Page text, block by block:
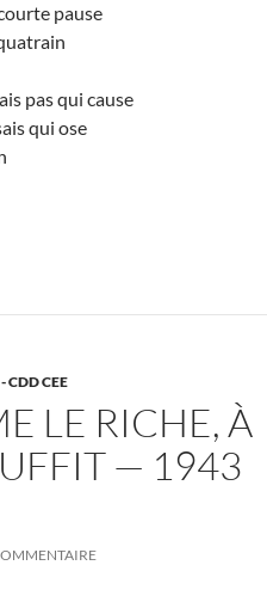
pause
pas qui cause
qui ose
CDD CEE
LE RICHE, À
— 1943